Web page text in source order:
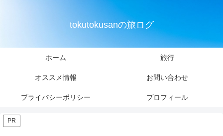
tokutokusanの旅ログ
ホーム 旅行
オススメ情報 お問い合わせ
プライバシーポリシー プロフィール
PR